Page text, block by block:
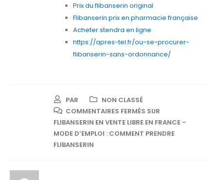
Prix du flibanserin original
Flibanserin prix en pharmacie française
Acheter stendra en ligne
https://apres-tel.fr/ou-se-procurer-
flibanserin-sans-ordonnance/
PAR
NON CLASSÉ
COMMENTAIRES FERMÉS SUR
FLIBANSERIN EN VENTE LIBRE EN FRANCE –
MODE D’EMPLOI : COMMENT PRENDRE
FLIBANSERIN